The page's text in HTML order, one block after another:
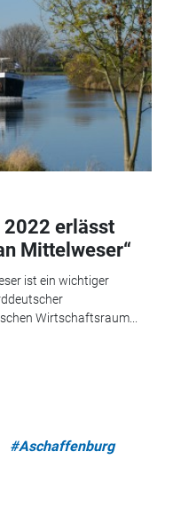
2022 erlässt
Mittelweser“
ist ein wichtiger
Wirtschaftsraum...
#Aschaffenburg